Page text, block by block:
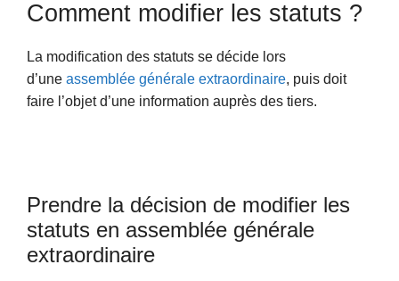
Comment modifier les statuts ?
La modification des statuts se décide lors
d’une assemblée générale extraordinaire, puis doit
faire l’objet d’une information auprès des tiers.
Prendre la décision de modifier les
statuts en assemblée générale
extraordinaire